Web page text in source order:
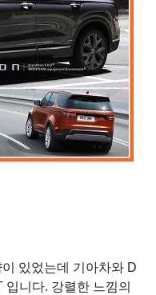
있었는데 기아차와 D
니다. 강렬한 느낌의